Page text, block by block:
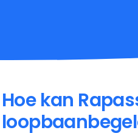
Hoe kan